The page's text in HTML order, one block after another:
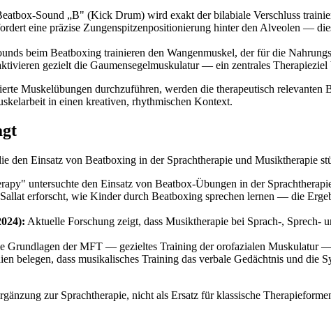
Sound „B" (Kick Drum) wird exakt der bilabiale Verschluss
eine präzise Zungenspitzenpositionierung hinter den Alveolen —
beim Beatboxing trainieren den Wangenmuskel, der für die
gezielt die Gaumensegelmuskulatur — ein zentrales
Muskelübungen durchzuführen, werden die therapeutisch
in einen kreativen, rhythmischen Kontext.
den Einsatz von Beatboxing in der Sprachtherapie und Musiktherapie
untersuchte den Einsatz von Beatbox-Übungen in der
erforscht, wie Kinder durch Beatboxing sprechen lernen — die
Aktuelle Forschung zeigt, dass Musiktherapie bei Sprach-,
Grundlagen der MFT — gezieltes Training der orofazialen Muskulatur
belegen, dass musikalisches Training das verbale Gedächtnis und
zur Sprachtherapie, nicht als Ersatz für klassische